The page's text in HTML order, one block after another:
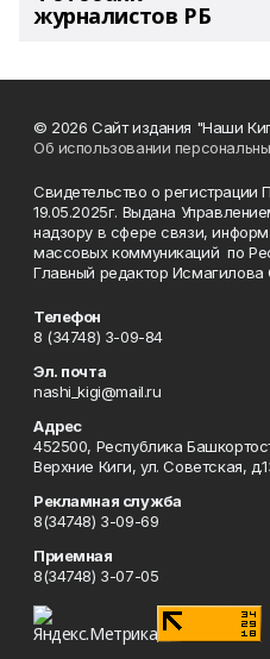
журналистов РБ
© 2026 Сайт издания "Наши
Об использовании
Свидетельство о
19.05.2025г. Выдана
надзору в сфере связи,
массовых коммуникаций по
Главный редактор Исмагилова
Телефон
8 (34748) 3-09-84
Эл. почта
nashi_kigi@mail.ru
Адрес
452500, Республика
Верхние Киги, ул. Советская,
Рекламная служба
8(34748) 3-09-69
Приемная
8(34748) 3-07-05